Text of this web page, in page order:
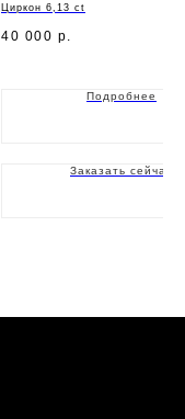
Циркон 6,13 ct
40 000 р.
Подробнее
Заказать сейчас